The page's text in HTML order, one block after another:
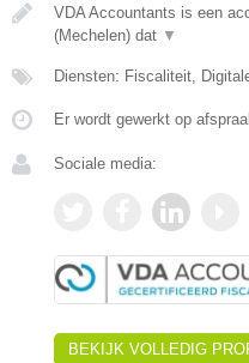
VDA Accountants is een
(Mechelen) dat ▼
Diensten: Fiscaliteit,
Er wordt gewerkt op
Sociale media:
BEKIJK VOLLEDIG